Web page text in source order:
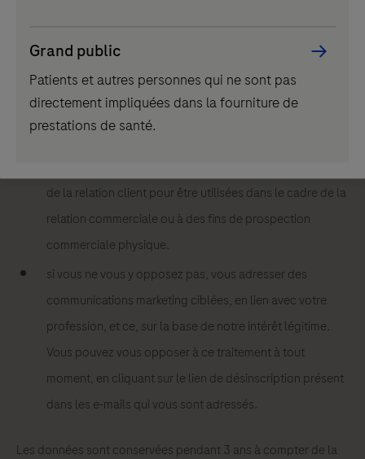
répondre à la demande que vous nous adressez
(inscription, accès au replay, renseignement, contact...).
de la relation client pour être utilisées dans le cadre de la
relation commerciale ou à des fins de prospection
commerciale physique.
si vous ne vous y opposez pas, vous adresser des
communications marketing ciblées, en lien avec votre
profession, et ce, sur la base de notre intérêt légitime.
Vous pouvez vous opposer à ce traitement à tout
moment, en cliquant sur le lien de désinscription présent
dans les e-mails qui vous sont adressés.
Les données sont conservées pendant 3 ans à compter de la
Grand public
Patients et autres personnes qui ne sont pas
directement impliquées dans la fourniture de
prestations de santé.